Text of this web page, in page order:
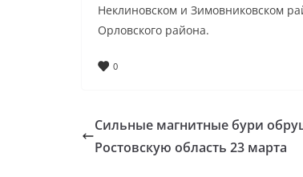
Неклиновском и Зимовниковском
Орловского района.
0
Сильные магнитные бури
Ростовскую область 23 марта